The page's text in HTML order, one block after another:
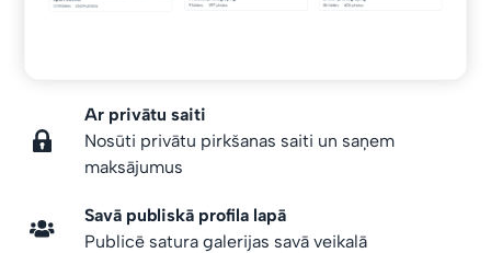
Ar privātu saiti
Nosūti privātu pirkšanas saiti un saņem
maksājumus
Savā publiskā profila lapā
Publicē satura galerijas savā veikalā